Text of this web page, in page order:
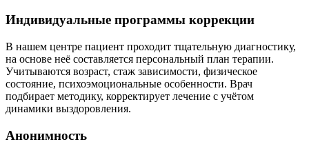
Индивидуальные программы коррекции
В нашем центре пациент проходит тщательную диагностику,
на основе неё составляется персональный план терапии.
Учитываются возраст, стаж зависимости, физическое
состояние, психоэмоциональные особенности. Врач
подбирает методику, корректирует лечение с учётом
динамики выздоровления.
Анонимность